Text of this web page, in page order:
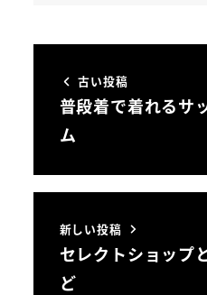
古い投稿
普段着で着れるサ
ム
新しい投稿
セレクトショッ
ど